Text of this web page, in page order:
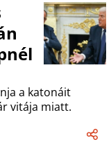
a katonáit
vitája miatt.